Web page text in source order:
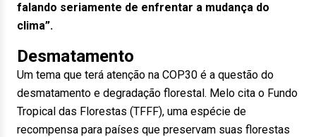
falando seriamente de enfrentar a mudança do
clima”.
Desmatamento
Um tema que terá atenção na COP30 é a questão do
desmatamento e degradação florestal. Melo cita o Fundo
Tropical das Florestas (TFFF), uma espécie de
recompensa para países que preservam suas florestas